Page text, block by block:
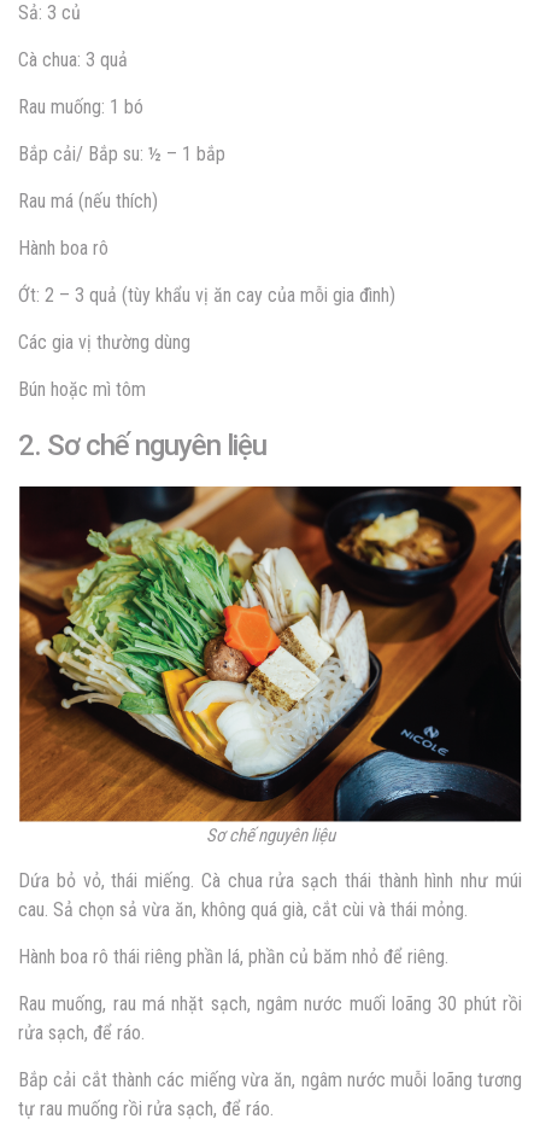
Sả: 3 củ
Cà chua: 3 quả
Rau muống: 1 bó
Bắp cải/ Bắp su: ½ – 1 bắp
Rau má (nếu thích)
Hành boa rô
Ớt: 2 – 3 quả (tùy khẩu vị ăn cay của mỗi gia đình)
Các gia vị thường dùng
Bún hoặc mì tôm
2. Sơ chế nguyên liệu
Sơ chế nguyên liệu
Dứa bỏ vỏ, thái miếng. Cà chua rửa sạch thái thành hình như múi
cau. Sả chọn sả vừa ăn, không quá già, cắt cùi và thái mỏng.
Hành boa rô thái riêng phần lá, phần củ băm nhỏ để riêng.
Rau muống, rau má nhặt sạch, ngâm nước muối loãng 30 phút rồi
rửa sạch, để ráo.
Bắp cải cắt thành các miếng vừa ăn, ngâm nước muỗi loãng tương
tự rau muống rồi rửa sạch, để ráo.